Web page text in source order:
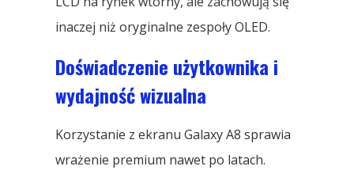
inaczej niż oryginalne zespoły OLED.
Doświadczenie użytkownika i
wydajność wizualna
Korzystanie z ekranu Galaxy A8 sprawia
wrażenie premium nawet po latach.